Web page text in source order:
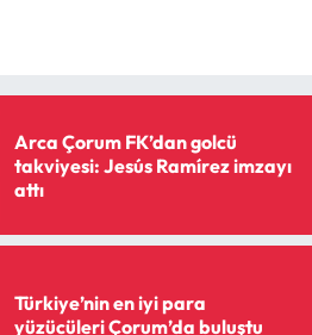
Arca Çorum FK’dan golcü
takviyesi: Jesús Ramírez imzayı
attı
Türkiye’nin en iyi para
yüzücüleri Çorum’da buluştu